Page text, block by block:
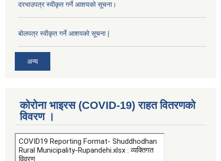
दरभाउपत्र स्वीकृत गर्ने आशयको सूचना।
बोलपत्र स्वीकृत गर्ने आशयको सूचना |
अन्य
कोरोना भाइरस (COVID-19) राहत वितरणको
विवरण ।